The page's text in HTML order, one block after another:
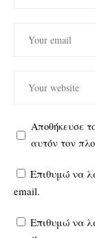
Αποθήκευσε
αυτόν τον
Επιθυμώ να
email.
Επιθυμώ να